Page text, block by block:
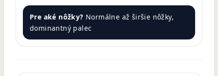
Pre aké nôžky? Normálne až širšie nôžky,
dominantný palec